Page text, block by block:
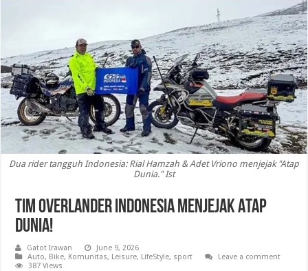
Dua rider tangguh Indonesia: Rial Hamzah & Adet Vriono menjejak "Atap
Dunia." Ist
Tim Overlander Indonesia Menjejak Atap
Dunia!
Gatot Irawan
June 9, 2026
Auto, Bike, Komunitas, Leisure, LifeStyle, sport
Leave a comment
387 Views